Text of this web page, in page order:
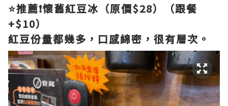
⭐️推薦❗懷舊紅豆冰（原價$28）（跟餐
+$10）
紅豆份量都幾多，口感綿密，很有層次。